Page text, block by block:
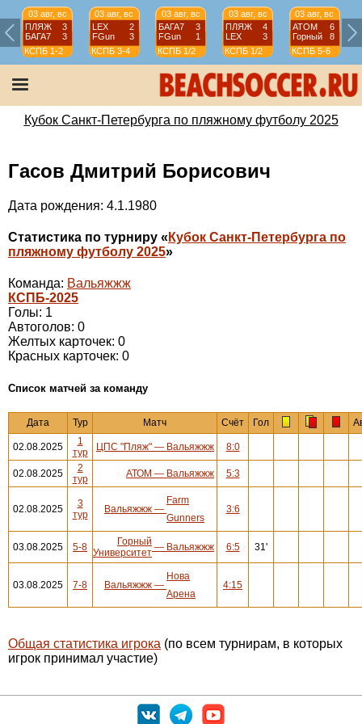
03 авг, вс
ПЛЯЖ
3
БАГА7
3
КСПБ 1-2
03 авг, вс
LEX
2
FGun
3
КСПБ 3-4
03 авг, вс
БАГА7
3
FGun
1
КСПБ 1/2
03 авг, вс
ПЛЯЖ
4
LEX
3
КСПБ 1/2
03 авг, вс
АТОМ
6
Горный
8
КСПБ 5-6
Кубок Санкт-Петербурга по пляжному футболу 2025
Гасов Дмитрий Борисович
Дата рождения: 4.1.1980
Статистика по турниру « Кубок Санкт-Петербурга по
пляжному футболу 2025»
Команда: Вальяжжж
КСПБ-2025
Голы: 1
Автоголов: 0
Желтых карточек: 0
Красных карточек: 0
Cписок матчей за команду
Дата Тур Матч Счёт Гол
02.08.2025
1
тур
ЦПС "Пляж" — Вальяжжж 8:0
02.08.2025
2
тур
АТОМ — Вальяжжж 5:3
02.08.2025
3
тур
Вальяжжж —
Farm
Gunners
3:6
03.08.2025 5-8
Горный
Университет — Вальяжжж 6:5 31'
03.08.2025 7-8 Вальяжжж —
Нова
Арена
4:15
Общая статистика игрока (по всем турнирам, в которых
игрок принимал участие)